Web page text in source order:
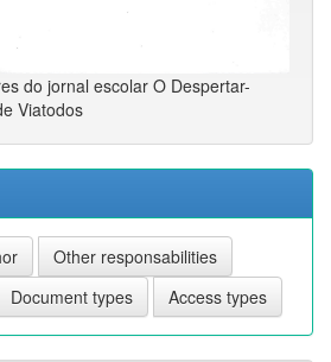
do jornal escolar O Despertar-
Viatodos